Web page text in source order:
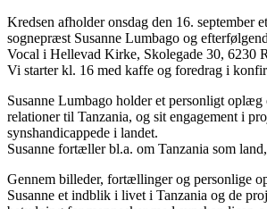
Kredsen afholder onsdag den 16. september
sognepræst Susanne Lumbago og
Vocal i Hellevad Kirke, Skolegade 30, 6230
Vi starter kl. 16 med kaffe og foredrag i
Susanne Lumbago holder et personligt oplæg
relationer til Tanzania, og sit engagement i
synshandicappede i landet.
Susanne fortæller bl.a. om Tanzania som
Gennem billeder, fortællinger og personlige
Susanne et indblik i livet i Tanzania og de